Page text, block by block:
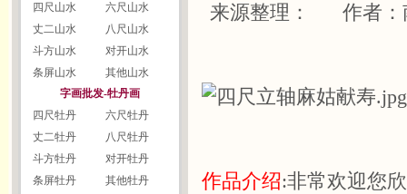
四尺山水
六尺山水
丈二山水
八尺山水
斗方山水
对开山水
条屏山水
其他山水
字画批发-牡丹画
四尺牡丹
六尺牡丹
丈二牡丹
八尺牡丹
斗方牡丹
对开牡丹
条屏牡丹
其他牡丹
来源整理： 作者：
作品介绍:非常欢迎您